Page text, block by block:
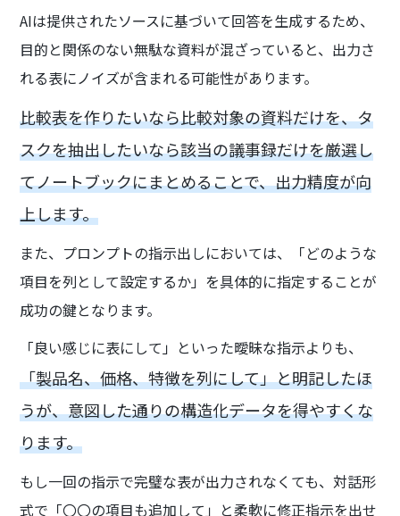
AIは提供されたソースに基づいて回答を生成するため、
目的と関係のない無駄な資料が混ざっていると、出力さ
れる表にノイズが含まれる可能性があります。
比較表を作りたいなら比較対象の資料だけを、タ
スクを抽出したいなら該当の議事録だけを厳選し
てノートブックにまとめることで、出力精度が向
上します。
また、プロンプトの指示出しにおいては、「どのような
項目を列として設定するか」を具体的に指定することが
成功の鍵となります。
「良い感じに表にして」といった曖昧な指示よりも、
「製品名、価格、特徴を列にして」と明記したほ
うが、意図した通りの構造化データを得やすくな
ります。
もし一回の指示で完璧な表が出力されなくても、対話形
式で「〇〇の項目も追加して」と柔軟に修正指示を出せ